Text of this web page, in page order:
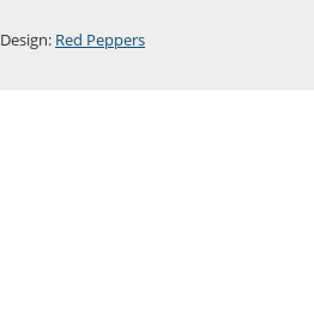
Design: Red Peppers